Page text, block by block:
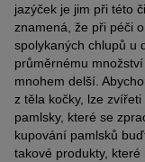
jazýček je jim při této
znamená, že při péči
spolykaných chlupů u
průměrnému
mnohem delší.
z těla kočky, lze
pamlsky, které se
kupování pamlsků
takové produkty,